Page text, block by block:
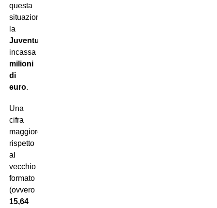
questa
situazione,
la
Juventus
incassa
milioni
di
euro.
Una
cifra
maggiore
rispetto
al
vecchio
formato
(ovvero
15,64